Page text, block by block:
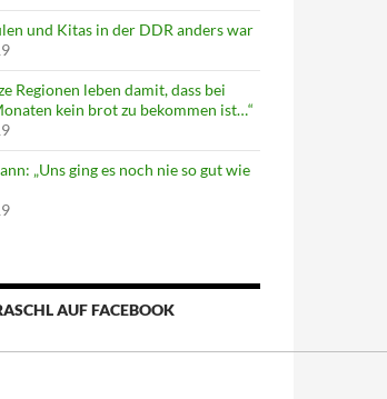
und Kitas in der DDR anders war
Regionen leben damit, dass bei
kein brot zu bekommen ist…“
„Uns ging es noch nie so gut wie
AUF FACEBOOK